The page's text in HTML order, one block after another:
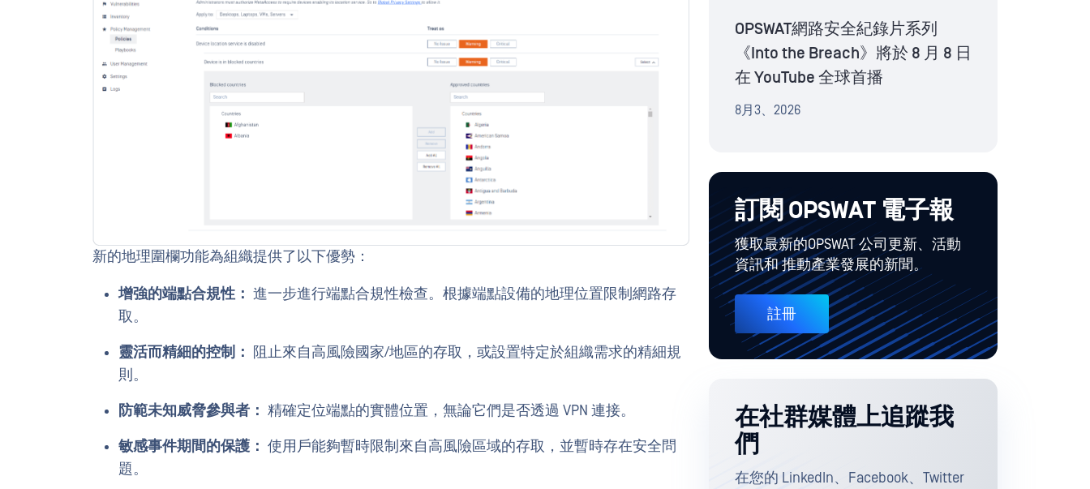
新的地理圍欄功能為組織提供了以下優勢：
增強的端點合規性： 進一步進行端點合規性檢查。根據端點設備的地理位置限制網路存
取。
靈活而精細的控制：
阻止來自高風險國家/地區的存取，或設置特定於組織需求的精細規
則。
防範未知威脅參與者： 精確定位端點的實體位置，無論它們是否透過 VPN 連接。
敏感事件期間的保護： 使用戶能夠暫時限制來自高風險區域的存取，並暫時存在安全問
題。
OPSWAT網路安全紀錄片系列
《Into the Breach》將於 8 月 8 日
在 YouTube 全球首播
8月3、2026
訂閱 OPSWAT 電子報
獲取最新的OPSWAT 公司更新、活動
資訊和 推動產業發展的新聞。
註冊
在社群媒體上追蹤我
們
在您的 LinkedIn、Facebook、Twitter